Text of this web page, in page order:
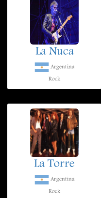
La Nuca
Argentina
Rock
La Torre
Argentina
Rock